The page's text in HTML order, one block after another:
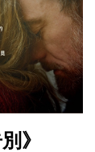
》